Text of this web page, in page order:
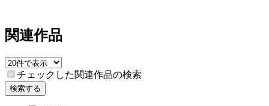
関連作品
チェックした関連作品の検索
検索する